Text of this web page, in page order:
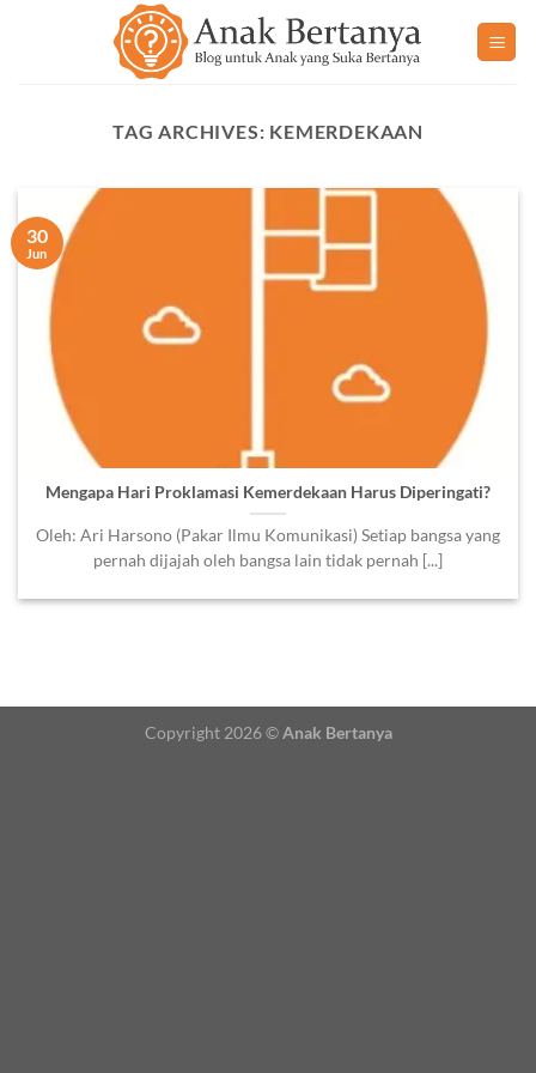
TAG ARCHIVES: KEMERDEKAAN
Mengapa Hari Proklamasi Kemerdekaan Harus Diperingati?
Oleh: Ari Harsono (Pakar Ilmu Komunikasi) Setiap bangsa yang
pernah dijajah oleh bangsa lain tidak pernah [...]
30
Jun
Copyright 2026 ©Anak Bertanya